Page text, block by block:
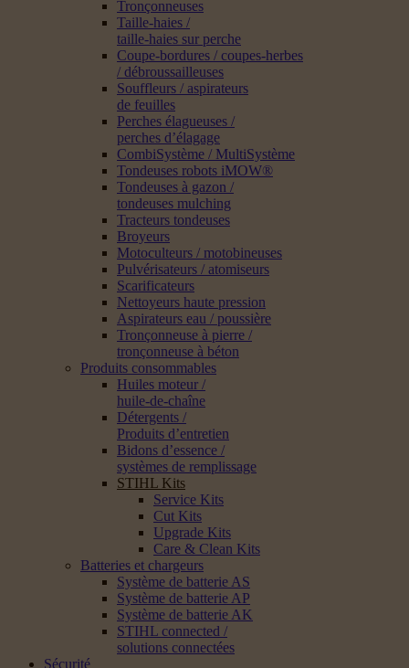
Tronçonneuses
Taille-haies /
taille-haies sur perche
Coupe-bordures / coupes-herbes
/ débroussailleuses
Souffleurs / aspirateurs
de feuilles
Perches élagueuses /
perches d’élagage
CombiSystème / MultiSystème
Tondeuses robots iMOW®
Tondeuses à gazon /
tondeuses mulching
Tracteurs tondeuses
Broyeurs
Motoculteurs / motobineuses
Pulvérisateurs / atomiseurs
Scarificateurs
Nettoyeurs haute pression
Aspirateurs eau / poussière
Tronçonneuse à pierre /
tronçonneuse à béton
Produits consommables
Huiles moteur /
huile-de-chaîne
Détergents /
Produits d’entretien
Bidons d’essence /
systèmes de remplissage
STIHL Kits
Service Kits
Cut Kits
Upgrade Kits
Care & Clean Kits
Batteries et chargeurs
Système de batterie AS
Système de batterie AP
Système de batterie AK
STIHL connected /
solutions connectées
Sécurité